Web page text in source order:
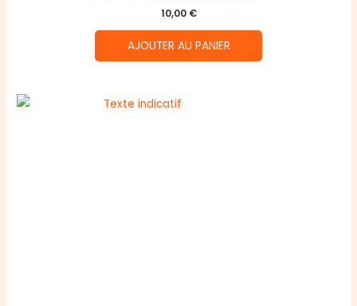
10,00 €
AJOUTER AU PANIER